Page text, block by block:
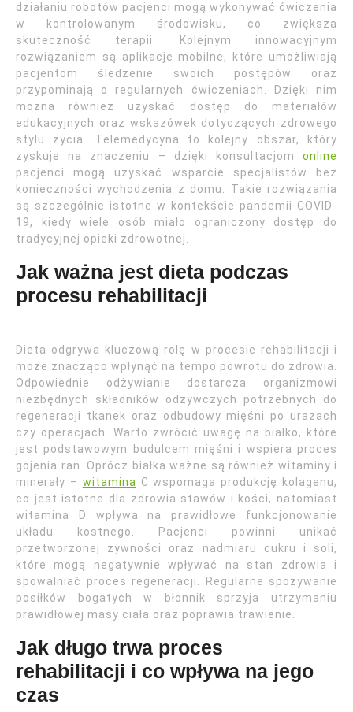
działaniu robotów pacjenci mogą wykonywać ćwiczenia
w kontrolowanym środowisku, co zwiększa
skuteczność terapii. Kolejnym innowacyjnym
rozwiązaniem są aplikacje mobilne, które umożliwiają
pacjentom śledzenie swoich postępów oraz
przypominają o regularnych ćwiczeniach. Dzięki nim
można również uzyskać dostęp do materiałów
edukacyjnych oraz wskazówek dotyczących zdrowego
stylu życia. Telemedycyna to kolejny obszar, który
zyskuje na znaczeniu – dzięki konsultacjom online
pacjenci mogą uzyskać wsparcie specjalistów bez
konieczności wychodzenia z domu. Takie rozwiązania
są szczególnie istotne w kontekście pandemii COVID-
19, kiedy wiele osób miało ograniczony dostęp do
tradycyjnej opieki zdrowotnej.
Jak ważna jest dieta podczas
procesu rehabilitacji
Dieta odgrywa kluczową rolę w procesie rehabilitacji i
może znacząco wpłynąć na tempo powrotu do zdrowia.
Odpowiednie odżywianie dostarcza organizmowi
niezbędnych składników odżywczych potrzebnych do
regeneracji tkanek oraz odbudowy mięśni po urazach
czy operacjach. Warto zwrócić uwagę na białko, które
jest podstawowym budulcem mięśni i wspiera proces
gojenia ran. Oprócz białka ważne są również witaminy i
minerały – witamina C wspomaga produkcję kolagenu,
co jest istotne dla zdrowia stawów i kości, natomiast
witamina D wpływa na prawidłowe funkcjonowanie
układu kostnego. Pacjenci powinni unikać
przetworzonej żywności oraz nadmiaru cukru i soli,
które mogą negatywnie wpływać na stan zdrowia i
spowalniać proces regeneracji. Regularne spożywanie
posiłków bogatych w błonnik sprzyja utrzymaniu
prawidłowej masy ciała oraz poprawia trawienie.
Jak długo trwa proces
rehabilitacji i co wpływa na jego
czas